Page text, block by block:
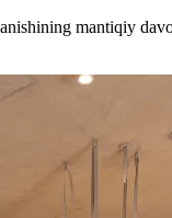
mantiqiy